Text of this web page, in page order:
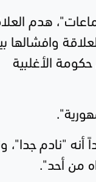
هدم
وافشالها
الأغلبية
أنه "نادم جدا"،
من أحد".